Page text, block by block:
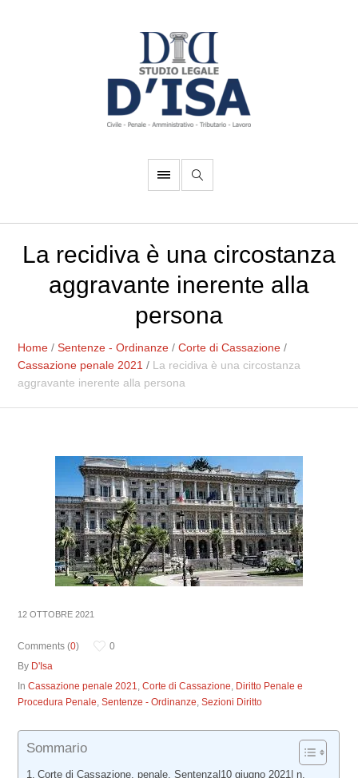
La recidiva è una circostanza
aggravante inerente alla
persona
Home /Sentenze - Ordinanze /Corte di Cassazione /
Cassazione penale 2021 / La recidiva è una circostanza
aggravante inerente alla persona
12 OTTOBRE 2021
Comments (0)
0
By D'Isa
InCassazione penale 2021,Corte di Cassazione, Diritto Penale e
Procedura Penale,Sentenze - Ordinanze,Sezioni Diritto
Sommario
Corte di Cassazione, penale, Sentenza|10 giugno 2021| n.